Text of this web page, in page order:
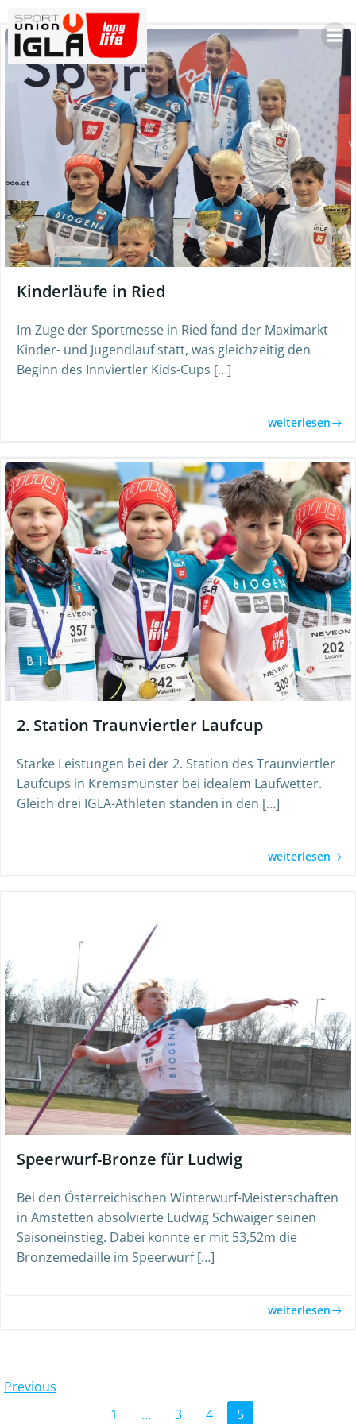
to
content
Kinderläufe in Ried
Im Zuge der Sportmesse in Ried fand der Maximarkt
Kinder- und Jugendlauf statt, was gleichzeitig den
Beginn des Innviertler Kids-Cups […]
weiterlesen
2. Station Traunviertler Laufcup
Starke Leistungen bei der 2. Station des Traunviertler
Laufcups in Kremsmünster bei idealem Laufwetter.
Gleich drei IGLA-Athleten standen in den […]
weiterlesen
Speerwurf-Bronze für Ludwig
Bei den Österreichischen Winterwurf-Meisterschaften
in Amstetten absolvierte Ludwig Schwaiger seinen
Saisoneinstieg. Dabei konnte er mit 53,52m die
Bronzemedaille im Speerwurf […]
weiterlesen
Posts
Previous
Page
1 … Page
3 Page
4 Page
5